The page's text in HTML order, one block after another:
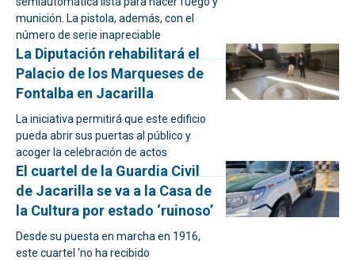
munición. La pistola, además, con el
número de serie inapreciable
La Diputación rehabilitará el
Palacio de los Marqueses de
Fontalba en Jacarilla
La iniciativa permitirá que este edificio
pueda abrir sus puertas al público y
acoger la celebración de actos
El cuartel de la Guardia Civil
de Jacarilla se va a la Casa de
la Cultura por estado ‘ruinoso’
Desde su puesta en marcha en 1916,
este cuartel 'no ha recibido